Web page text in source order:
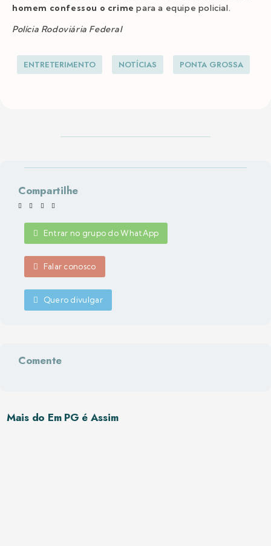
homem confessou o crime para a equipe policial.
Polícia Rodoviária Federal
ENTRETERIMENTO NOTÍCIAS PONTA GROSSA
Compartilhe
Entrar no grupo do WhatApp
Falar conosco
Quero divulgar
Comente
Mais do Em PG é Assim